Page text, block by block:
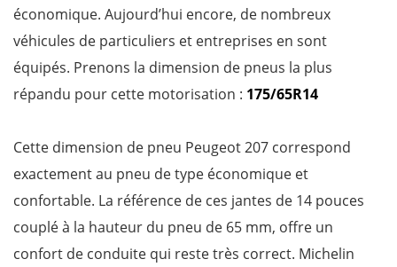
économique. Aujourd’hui encore, de nombreux
véhicules de particuliers et entreprises en sont
équipés. Prenons la dimension de pneus la plus
répandu pour cette motorisation : 175/65R14
Cette dimension de pneu Peugeot 207 correspond
exactement au pneu de type économique et
confortable. La référence de ces jantes de 14 pouces
couplé à la hauteur du pneu de 65 mm, offre un
confort de conduite qui reste très correct. Michelin